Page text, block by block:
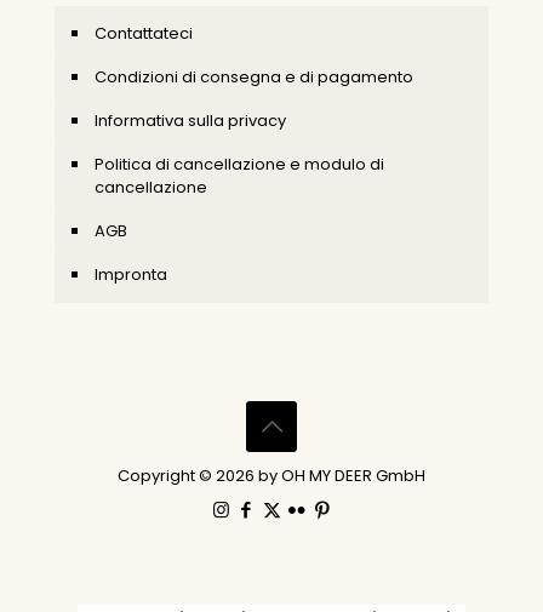
Contattateci
Condizioni di consegna e di pagamento
Informativa sulla privacy
Politica di cancellazione e modulo di
cancellazione
AGB
Impronta
Copyright © 2026 by OH MY DEER GmbH